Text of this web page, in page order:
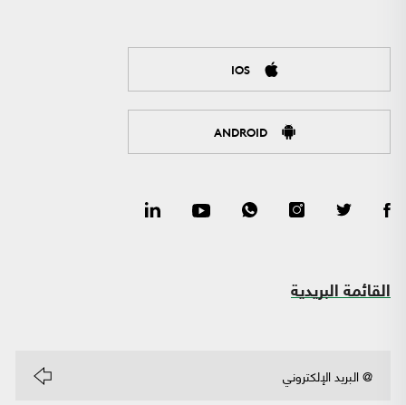
IOS
ANDROID
القائمة البريدية